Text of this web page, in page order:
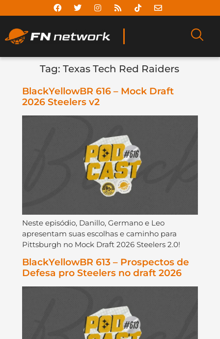
Tag: Texas Tech Red Raiders
BlackYellowBR 616 – Mock Draft
2026 Steelers v2
Neste episódio, Danillo, Germano e Leo
apresentam suas escolhas e caminho para
Pittsburgh no Mock Draft 2026 Steelers 2.0!
BlackYellowBR 613 – Prospectos de
Defesa pro Steelers no draft 2026